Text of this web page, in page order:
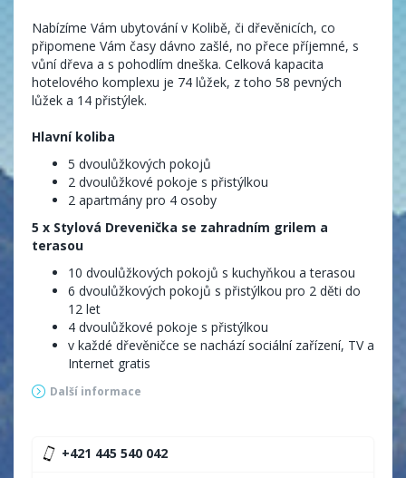
Nabízíme Vám ubytování v Kolibě, či dřevěnicích, co
připomene Vám časy dávno zašlé, no přece příjemné, s
vůní dřeva a s pohodlím dneška. Celková kapacita
hotelového komplexu je 74 lůžek, z toho 58 pevných
lůžek a 14 přistýlek.
Hlavní koliba
5 dvoulůžkových pokojů
2 dvoulůžkové pokoje s přistýlkou
2 apartmány pro 4 osoby
5 x Stylová Drevenička se zahradním grilem a
terasou
10 dvoulůžkových pokojů s kuchyňkou a terasou
6 dvoulůžkových pokojů s přistýlkou pro 2 děti do
12 let
4 dvoulůžkové pokoje s přistýlkou
v každé dřevěničce se nachází sociální zařízení, TV a
Internet gratis
Další informace
+421 445 540 042